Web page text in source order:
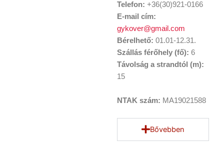
Telefon: +36(30)921-0166
E-mail cím:
gykover@gmail.com
Bérelhető: 01.01-12.31.
Szállás férőhely (fő): 6
Távolság a strandtól (m):
15
NTAK szám: MA19021588
Bővebben